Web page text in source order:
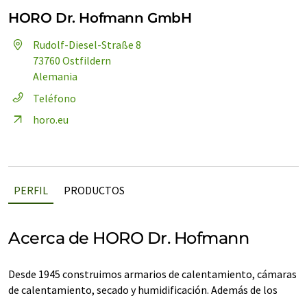
HORO Dr. Hofmann GmbH
Rudolf-Diesel-Straße 8
73760 Ostfildern
Alemania
Teléfono
horo.eu
PERFIL PRODUCTOS
Acerca de HORO Dr. Hofmann
Desde 1945 construimos armarios de calentamiento, cámaras
de calentamiento, secado y humidificación. Además de los